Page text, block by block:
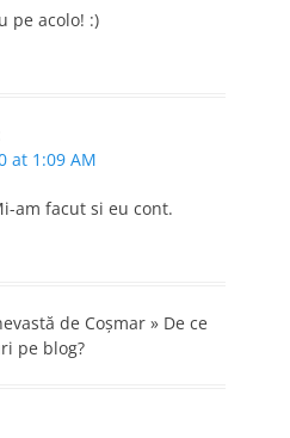
pe acolo! :)
at 1:09 AM
am facut si eu cont.
de Coşmar » De ce
pe blog?